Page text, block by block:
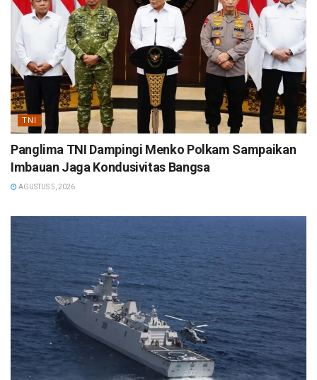
TNI
Panglima TNI Dampingi Menko Polkam Sampaikan
Imbauan Jaga Kondusivitas Bangsa
AGUSTUS 5, 2026